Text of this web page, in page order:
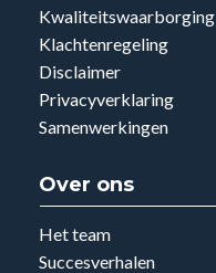
Kwaliteitswaarborging
Klachtenregeling
Disclaimer
Privacyverklaring
Samenwerkingen
Over ons
Het team
Succesverhalen